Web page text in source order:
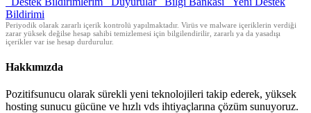
Bildirimi
Periyodik olarak zararlı içerik kontrolü yapılmaktadır. Virüs ve malware içeriklerin verdiği
zarar yüksek değilse hesap sahibi temizlemesi için bilgilendirilir, zararlı ya da yasadışı
içerikler var ise hesap durdurulur.
Hakkımızda
Pozitifsunucu olarak sürekli yeni teknolojileri takip ederek, yüksek
hosting sunucu gücüne ve hızlı vds ihtiyaçlarına çözüm sunuyoruz.